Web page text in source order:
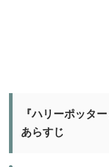
『ハリーポッタ
あらすじ